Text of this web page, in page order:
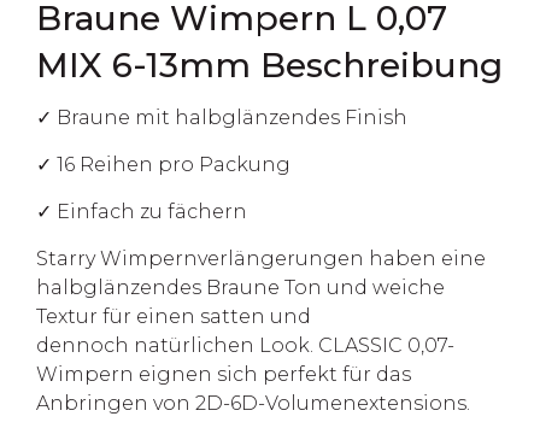
Braune Wimpern L 0,07
MIX 6-13mm Beschreibung
✓ Braune mit halbglänzendes Finish
✓ 16 Reihen pro Packung
✓ Einfach zu fächern
Starry Wimpernverlängerungen haben eine
halbglänzendes Braune Ton und weiche
Textur für einen satten und
dennoch natürlichen Look. CLASSIC 0,07-
Wimpern eignen sich perfekt für das
Anbringen von 2D-6D-Volumenextensions.